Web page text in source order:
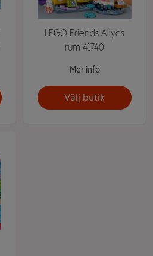
LEGO Friends Aliyas
rum 41740
Mer info
Välj butik